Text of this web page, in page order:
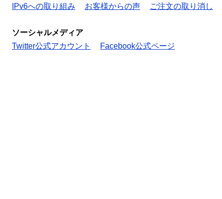
IPv6への取り組み
お客様からの声 ご注文の取り消し
ソーシャルメディア
Twitter公式アカウント
Facebook公式ページ